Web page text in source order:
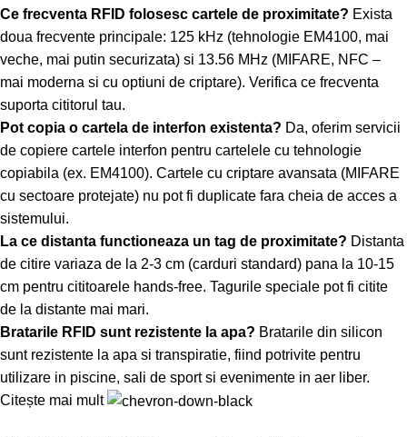
Ce frecventa RFID folosesc cartele de proximitate? Exista
doua frecvente principale: 125 kHz (tehnologie EM4100, mai
veche, mai putin securizata) si 13.56 MHz (MIFARE, NFC –
mai moderna si cu optiuni de criptare). Verifica ce frecventa
suporta cititorul tau.
Pot copia o cartela de interfon existenta? Da, oferim servicii
de copiere cartele interfon pentru cartelele cu tehnologie
copiabila (ex. EM4100). Cartele cu criptare avansata (MIFARE
cu sectoare protejate) nu pot fi duplicate fara cheia de acces a
sistemului.
La ce distanta functioneaza un tag de proximitate? Distanta
de citire variaza de la 2-3 cm (carduri standard) pana la 10-15
cm pentru cititoarele hands-free. Tagurile speciale pot fi citite
de la distante mai mari.
Bratarile RFID sunt rezistente la apa? Bratarile din silicon
sunt rezistente la apa si transpiratie, fiind potrivite pentru
utilizare in piscine, sali de sport si evenimente in aer liber.
Citește mai mult